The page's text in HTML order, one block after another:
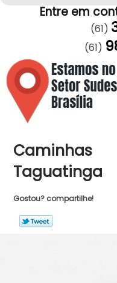
Entre em
(61)
(61)
Taguatinga
Gostou? compartilhe!